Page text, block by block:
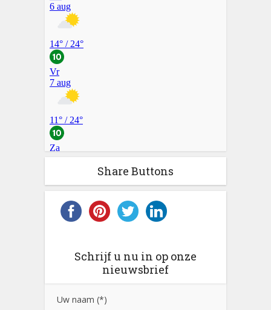
Share Buttons
Schrijf u nu in op onze
nieuwsbrief
Uw naam (*)